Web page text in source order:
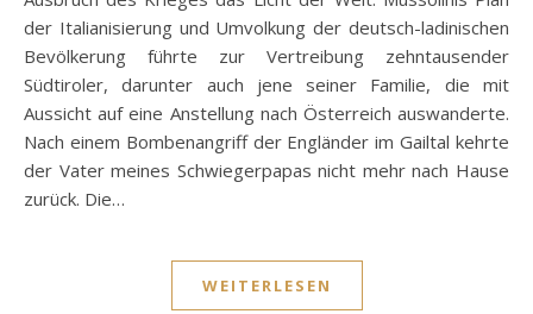
der Italianisierung und Umvolkung der deutsch-ladinischen
Bevölkerung führte zur Vertreibung zehntausender
Südtiroler, darunter auch jene seiner Familie, die mit
Aussicht auf eine Anstellung nach Österreich auswanderte.
Nach einem Bombenangriff der Engländer im Gailtal kehrte
der Vater meines Schwiegerpapas nicht mehr nach Hause
zurück. Die…
WEITERLESEN